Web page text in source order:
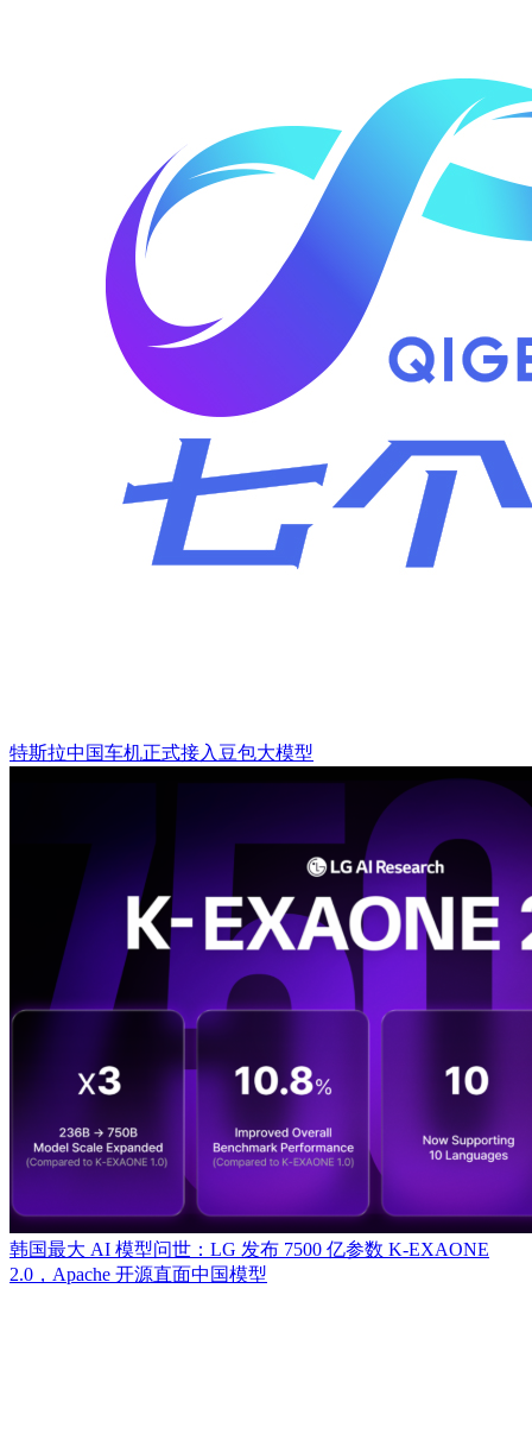
特斯拉中国车机正式接入豆包大模型
韩国最大 AI 模型问世：LG 发布 7500 亿参数 K-EXAONE
2.0，Apache 开源直面中国模型